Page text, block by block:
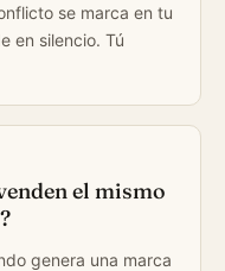
se marca en tu
en silencio. Tú
el mismo
genera una marca